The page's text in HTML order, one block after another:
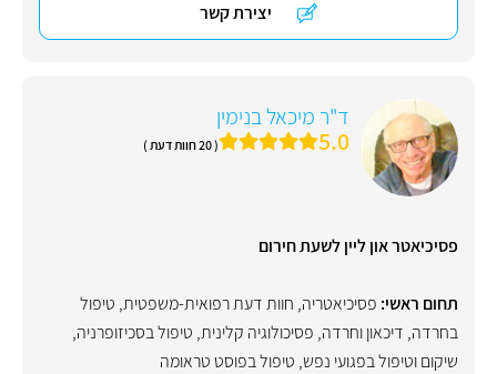
יצירת קשר
ד"ר מיכאל בנימין
5.0 ( 20 חוות דעת )
פסיכיאטר און ליין לשעת חירום
תחום ראשי: פסיכיאטריה, חוות דעת רפואית-משפטית, טיפול
בחרדה, דיכאון וחרדה, פסיכולוגיה קלינית, טיפול בסכיזופרניה,
שיקום וטיפול בפגועי נפש, טיפול בפוסט טראומה